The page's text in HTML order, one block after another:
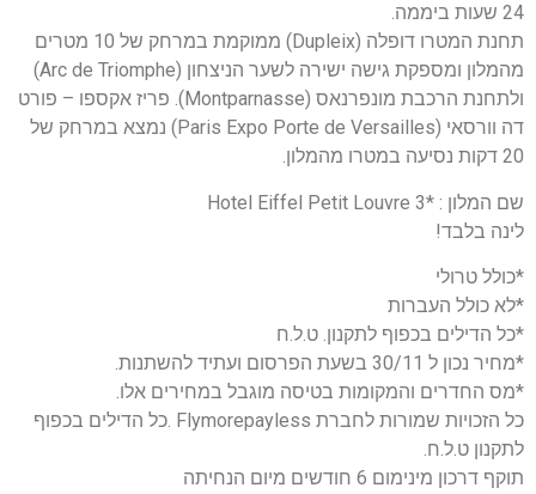
24 שעות ביממה.
תחנת המטרו דופלה (Dupleix) ממוקמת במרחק של 10 מטרים
מהמלון ומספקת גישה ישירה לשער הניצחון (Arc de Triomphe)
ולתחנת הרכבת מונפרנאס (Montparnasse). פריז אקספו – פורט
דה וורסאי (Paris Expo Porte de Versailles) נמצא במרחק של
20 דקות נסיעה במטרו מהמלון.
שם המלון : *3 Hotel Eiffel Petit Louvre
לינה בלבד!
*כולל טרולי
*לא כולל העברות
*כל הדילים בכפוף לתקנון. ט.ל.ח
*מחיר נכון ל 30/11 בשעת הפרסום ועתיד להשתנות.
*מס החדרים והמקומות בטיסה מוגבל במחירים אלו.
כל הזכויות שמורות לחברת Flymorepayless .כל הדילים בכפוף
לתקנון ט.ל.ח.
תוקף דרכון מינימום 6 חודשים מיום הנחיתה